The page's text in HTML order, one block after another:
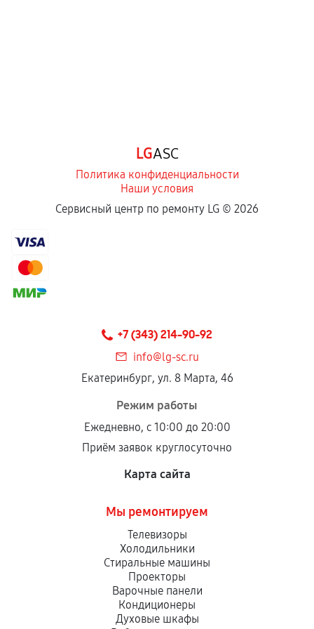
отдельных условиях.
Если комплектующие куплены
сохраняться полностью или частично, если
соблюдены следующие условия:
Установка была выполнена нашим сервисным
центром.
При этом гарантия на сами комплектующие
продавца. За качество сторонних деталей
сервисный центр ответственности не несет.
LGASC
Политика конфиденциальности
Наши условия
Сервисный центр по ремонту LG © 2026
+7 (343) 214-90-92
info@lg-sc.ru
Екатеринбург, ул. 8 Марта, 46
Режим работы
Ежедневно, с 10:00 до 20:00
Приём заявок круглосуточно
Карта сайта
Мы ремонтируем
Телевизоры
Холодильники
Стиральные машины
Проекторы
Варочные панели
Кондиционеры
Духовые шкафы